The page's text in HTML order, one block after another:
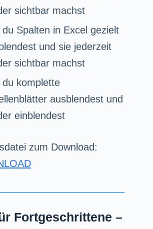
sichtbar machst
du Spalten in Excel gezielt
und sie jederzeit
sichtbar machst
du komplette
ausblendest und
einblendest
zum Download:
Fortgeschrittene –